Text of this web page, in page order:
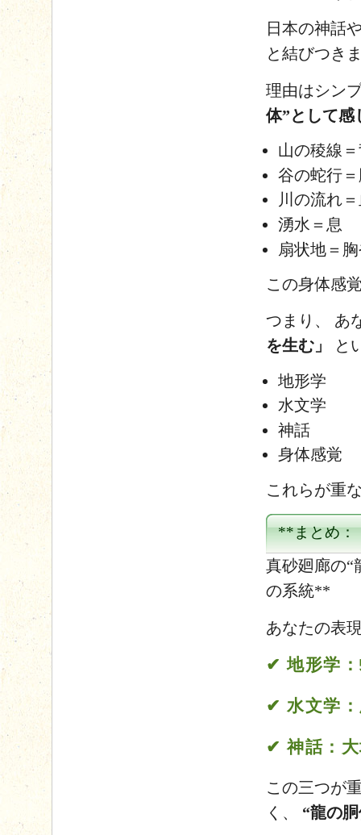
日本の神話
と結びつき
理由はシン
体”として感
山の稜線
谷の蛇行
川の流れ
湧水＝息
扇状地＝
この身体感
つまり、 あ
を生む」
と
地形学
水文学
神話
身体感覚
これらが重
**まとめ：
真砂廻廊の“
の系統**
あなたの表
✔ 地形学
✔ 水文学
✔ 神話：
この三つが
く、 “龍の